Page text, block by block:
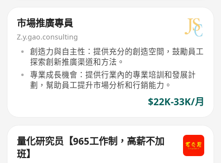
市場推廣專員
Z.y.gao.consulting
創造力與自主性：提供充分的創造空間，鼓勵員工
探索創新推廣渠道和方法。
專業成長機會：提供行業內的專業培訓和發展計
劃，幫助員工提升市場分析和行銷能力。
$22K-33K/月
量化研究员【965工作制，高薪不加
班】